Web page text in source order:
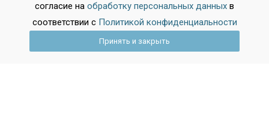
согласие на обработку персональных данных в
соответствии с Политикой конфиденциальности
Принять и закрыть